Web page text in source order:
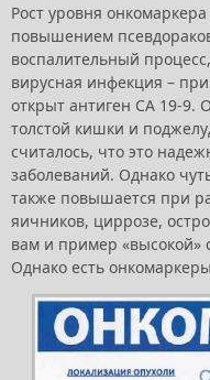
Рост уровня
повышением
воспалительный
вирусная инфекция –
открыт антиген CA 19-
толстой кишки и
считалось, что это
заболеваний. Однако
также повышается при
яичников, циррозе,
вам и пример «высокой»
Однако есть